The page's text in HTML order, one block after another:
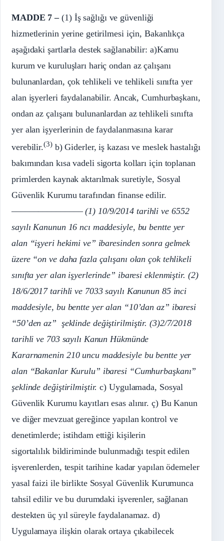
MADDE 7 –(1) İş sağlığı ve güvenliği
hizmetlerinin yerine getirilmesi için, Bakanlıkça
aşağıdaki şartlarla destek sağlanabilir: a)Kamu
kurum ve kuruluşları hariç ondan az çalışanı
bulunanlardan, çok tehlikeli ve tehlikeli sınıfta yer
alan işyerleri faydalanabilir. Ancak, Cumhurbaşkanı,
ondan az çalışanı bulunanlardan az tehlikeli sınıfta
yer alan işyerlerinin de faydalanmasına karar
verebilir.(3)b) Giderler, iş kazası ve meslek hastalığı
bakımından kısa vadeli sigorta kolları için toplanan
primlerden kaynak aktarılmak suretiyle, Sosyal
Güvenlik Kurumu tarafından finanse edilir.
––––––––––––––––(1) 10/9/2014 tarihli ve 6552
sayılı Kanunun 16 ncı maddesiyle, bu bentte yer
alan “işyeri hekimi ve” ibaresinden sonra gelmek
üzere “on ve daha fazla çalışanı olan çok tehlikeli
sınıfta yer alan işyerlerinde” ibaresi eklenmiştir. (2)
18/6/2017 tarihli ve 7033 sayılı Kanunun 85 inci
maddesiyle, bu bentte yer alan “10’dan az” ibaresi
“50’den az” şeklinde değiştirilmiştir. (3)2/7/2018
tarihli ve 703 sayılı Kanun Hükmünde
Kararnamenin 210 uncu maddesiyle bu bentte yer
alan “Bakanlar Kurulu” ibaresi “Cumhurbaşkanı”
şeklinde değiştirilmiştir. c) Uygulamada, Sosyal
Güvenlik Kurumu kayıtları esas alınır. ç) Bu Kanun
ve diğer mevzuat gereğince yapılan kontrol ve
denetimlerde; istihdam ettiği kişilerin
sigortalılık bildiriminde bulunmadığı tespit edilen
işverenlerden, tespit tarihine kadar yapılan ödemeler
yasal faizi ile birlikte Sosyal Güvenlik Kurumunca
tahsil edilir ve bu durumdaki işverenler, sağlanan
destekten üç yıl süreyle faydalanamaz. d)
Uygulamaya ilişkin olarak ortaya çıkabilecek